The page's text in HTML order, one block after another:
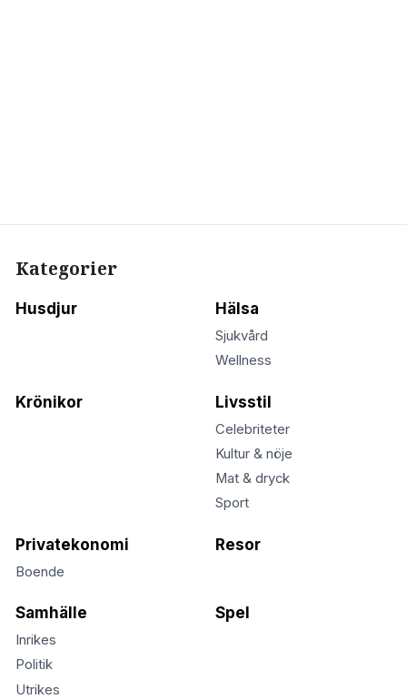
Kategorier
Husdjur Hälsa
Sjukvård
Wellness
Krönikor Livsstil
Celebriteter
Kultur & nöje
Mat & dryck
Sport
Privatekonomi
Boende
Resor
Samhälle
Inrikes
Politik
Utrikes
Spel